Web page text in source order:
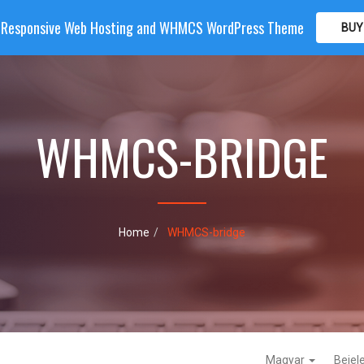
HOSTING DOMAIN WHMCS SHOP
WHMCS-BRIDGE
Home WHMCS-bridge
Magyar
Web Hosting and WHMCS WordPress Theme